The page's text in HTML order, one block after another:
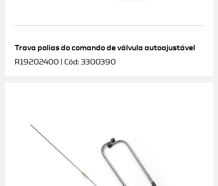
Trava polias do comando de válvula autoajustável
R19202400 | Cód: 3300390